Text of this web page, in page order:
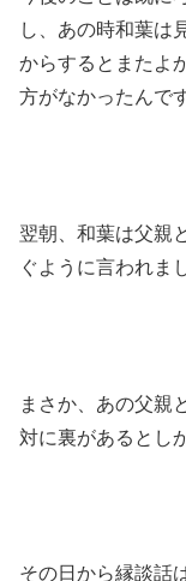
し、あの時和葉は
からするとまたよ
方がなかったんで
翌朝、和葉は父親
ぐように言われま
まさか、あの父親
対に裏があるとし
その日から縁談話